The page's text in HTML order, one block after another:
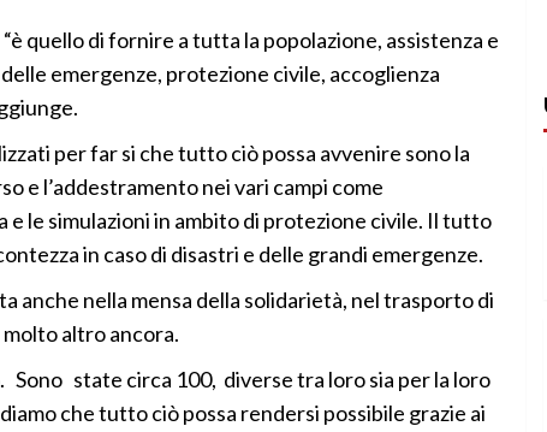
quello di fornire a tutta la popolazione, assistenza e
emergenze, protezione civile, accoglienza
per far si che tutto ciò possa avvenire sono la
e l’addestramento nei vari campi come
e le simulazioni in ambito di protezione civile. Il tutto
in caso di disastri e delle grandi emergenze.
anche nella mensa della solidarietà, nel trasporto di
altro ancora.
Sono state circa 100, diverse tra loro sia per la loro
che tutto ciò possa rendersi possibile grazie ai